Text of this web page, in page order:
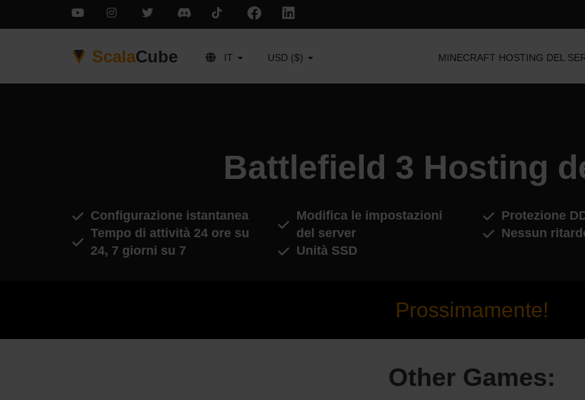
ScalaCube IT USD ($) MINECRAFT HOSTING DEL
Battlefield 3 Hosting
Configurazione istantanea
Tempo di attività 24 ore su
24, 7 giorni su 7
Modifica le impostazioni
del server
Unità SSD
Protezione
Nessun
Prossimamente!
Other Games: